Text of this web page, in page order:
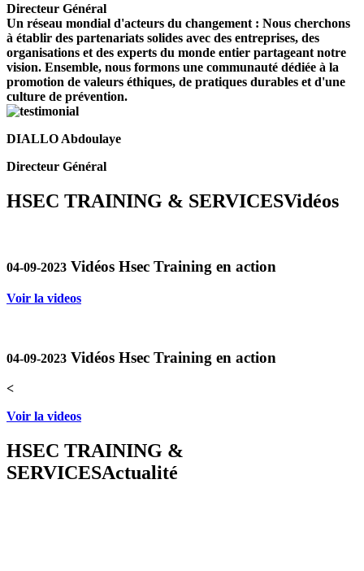
Directeur Général
Un réseau mondial d'acteurs du changement : Nous cherchons
à établir des partenariats solides avec des entreprises, des
organisations et des experts du monde entier partageant notre
vision. Ensemble, nous formons une communauté dédiée à la
promotion de valeurs éthiques, de pratiques durables et d'une
culture de prévention.
DIALLO Abdoulaye
Directeur Général
HSEC TRAINING & SERVICESVidéos
04-09-2023 Vidéos Hsec Training en action
Voir la videos
04-09-2023 Vidéos Hsec Training en action
<
Voir la videos
HSEC TRAINING &
SERVICESActualité